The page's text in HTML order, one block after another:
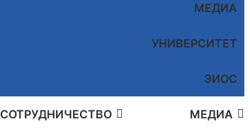
МЕДИА
УНИВЕРСИТЕТ
ЭИОС
СОТРУДНИЧЕСТВО МЕДИА